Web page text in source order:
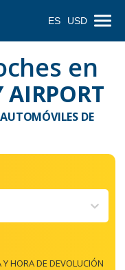
ES USD
en
AIRPORT
DE
Y HORA DE DEVOLUCIÓN